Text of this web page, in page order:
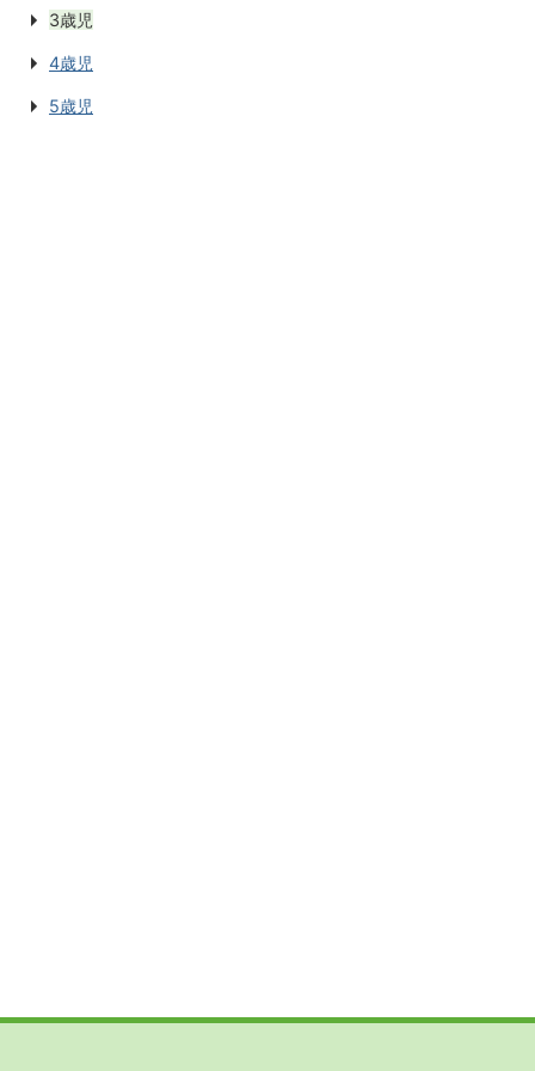
3歳児
4歳児
5歳児